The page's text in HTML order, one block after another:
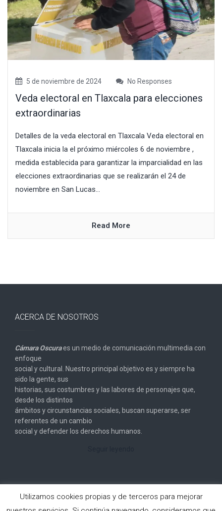
5 de noviembre de 2024 No Responses
Veda electoral en Tlaxcala para elecciones
extraordinarias
Detalles de la veda electoral en Tlaxcala Veda electoral en
Tlaxcala inicia la el próximo miércoles 6 de noviembre ,
medida establecida para garantizar la imparcialidad en las
elecciones extraordinarias que se realizarán el 24 de
noviembre en San Lucas...
Read More
ACERCA DE NOSOTROS
Cámara Oscuraes un medio de comunicación multimedia con
enfoque
social y cultural. Nuestro principal objetivo es y siempre ha
sido la gente, sus
historias, sus costumbres y las labores de personajes que,
desde los distintos
ámbitos y circunstancias sociales, buscan superarse, ser
referentes de un cambio
social y defender los derechos humanos.
Utilizamos cookies propias y de terceros para mejorar